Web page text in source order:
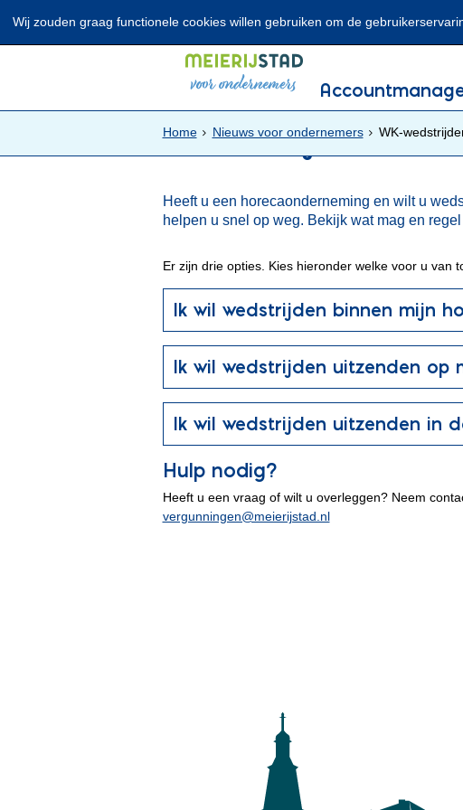
Wij zouden graag functionele cookies willen gebruiken om de
Home Nieuws voor ondernemers WK-
Lees voor Uitleg woorden
WK-wedstrijden
Heeft u een horecaonderneming en wilt u
helpen u snel op weg. Bekijk wat mag en
Er zijn drie opties. Kies hieronder welke voor u van
Ik wil wedstrijden binnen mijn
Ik wil wedstrijden uitzenden op
Ik wil wedstrijden uitzenden in
Hulp nodig?
Heeft u een vraag of wilt u overleggen? Neem
vergunningen@meierijstad.nl